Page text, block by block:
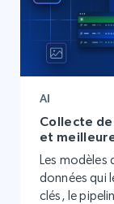
AI
Collecte de
et
Les modèles
données qui
clés, le